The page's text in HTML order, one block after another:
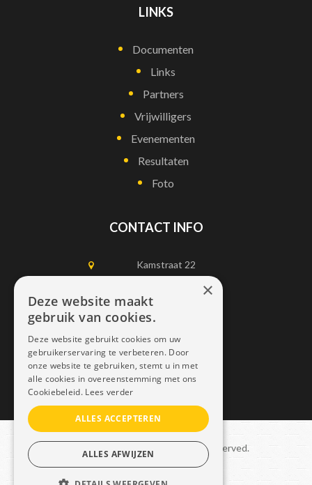
LINKS
Documenten
Links
Partners
Vrijwilligers
Evenementen
Resultaten
Foto
CONTACT INFO
Kamstraat 22
1750 Lennik
0497452898
info@dais.be
Copyright © 2021 Dais. All rights reserved.
Sitemap–GDPR
×
Deze website maakt
gebruik van cookies.
Deze website gebruikt cookies om uw
gebruikerservaring te verbeteren. Door
onze website te gebruiken, stemt u in met
alle cookies in overeenstemming met ons
Cookiebeleid. Lees verder
ALLES ACCEPTEREN
ALLES AFWIJZEN